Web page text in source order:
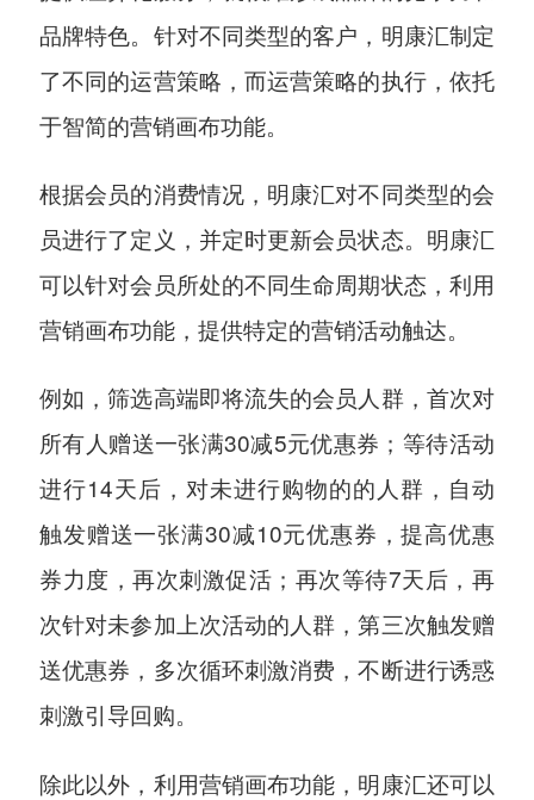
品牌特色。针对不同类型的客户，明康汇制定
了不同的运营策略，而运营策略的执行，依托
于智简的营销画布功能。
根据会员的消费情况，明康汇对不同类型的会
员进行了定义，并定时更新会员状态。明康汇
可以针对会员所处的不同生命周期状态，利用
营销画布功能，提供特定的营销活动触达。
例如，筛选高端即将流失的会员人群，首次对
所有人赠送一张满30减5元优惠券；等待活动
进行14天后，对未进行购物的的人群，自动
触发赠送一张满30减10元优惠券，提高优惠
券力度，再次刺激促活；再次等待7天后，再
次针对未参加上次活动的人群，第三次触发赠
送优惠券，多次循环刺激消费，不断进行诱惑
刺激引导回购。
除此以外，利用营销画布功能，明康汇还可以